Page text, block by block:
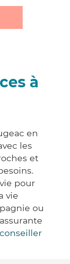
à
en
les
et
pour
vie
ou